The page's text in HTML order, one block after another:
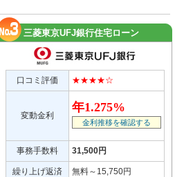
三菱東京UFJ銀行住宅ローン
口コミ評価 ★★★★☆
変動金利
年1.275%
金利推移を確認する
事務手数料 31,500円
繰り上げ返済
無料～15,750円